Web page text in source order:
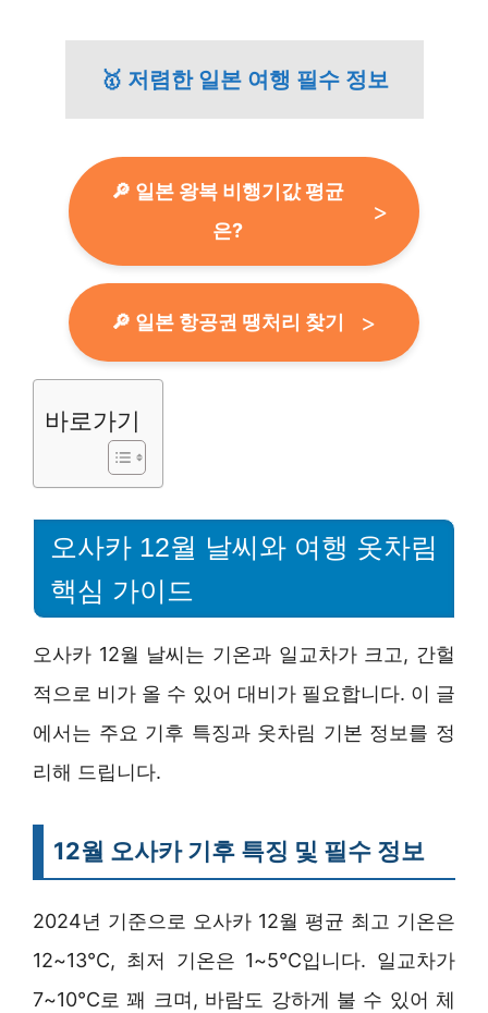
🥇 저렴한 일본 여행 필수 정보
🔎 일본 왕복 비행기값 평균
은?
🔎 일본 항공권 땡처리 찾기
바로가기
오사카 12월 날씨와 여행 옷차림
핵심 가이드
오사카 12월 날씨는 기온과 일교차가 크고, 간헐
적으로 비가 올 수 있어 대비가 필요합니다. 이 글
에서는 주요 기후 특징과 옷차림 기본 정보를 정
리해 드립니다.
12월 오사카 기후 특징 및 필수 정보
2024년 기준으로 오사카 12월 평균 최고 기온은
12~13°C, 최저 기온은 1~5°C입니다. 일교차가
7~10°C로 꽤 크며, 바람도 강하게 불 수 있어 체